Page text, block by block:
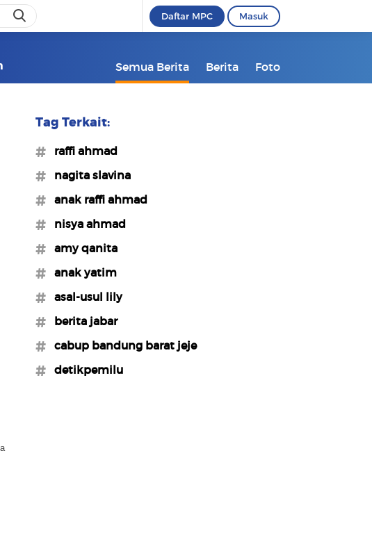
Daftar MPC Masuk
Semua Berita Berita Foto
Tag Terkait:
#raffi ahmad
#nagita slavina
#anak raffi ahmad
#nisya ahmad
#amy qanita
#anak yatim
#asal-usul lily
#berita jabar
#cabup bandung barat jeje
#detikpemilu